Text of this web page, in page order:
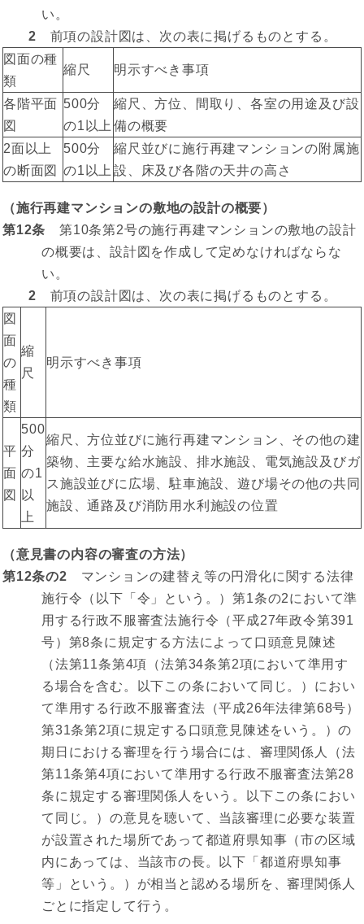
い。
2 前項の設計図は、次の表に掲げるものとする。
図面の種
類
縮尺 明示すべき事項
各階平面
図
500分
の1以上
縮尺、方位、間取り、各室の用途及び設
備の概要
2面以上
の断面図
500分
の1以上
縮尺並びに施行再建マンションの附属施
設、床及び各階の天井の高さ
（施行再建マンションの敷地の設計の概要）
第12条 第10条第2号の施行再建マンションの敷地の設計
の概要は、設計図を作成して定めなければならな
い。
2 前項の設計図は、次の表に掲げるものとする。
図
面
の
種
類
縮
尺
明示すべき事項
平
面
図
500
分
の1
以
上
縮尺、方位並びに施行再建マンション、その他の建
築物、主要な給水施設、排水施設、電気施設及びガ
ス施設並びに広場、駐車施設、遊び場その他の共同
施設、通路及び消防用水利施設の位置
（意見書の内容の審査の方法）
第12条の2 マンションの建替え等の円滑化に関する法律
施行令（以下「令」という。）第1条の2において準
用する行政不服審査法施行令（平成27年政令第391
号）第8条に規定する方法によって口頭意見陳述
（法第11条第4項（法第34条第2項において準用す
る場合を含む。以下この条において同じ。）におい
て準用する行政不服審査法（平成26年法律第68号）
第31条第2項に規定する口頭意見陳述をいう。）の
期日における審理を行う場合には、審理関係人（法
第11条第4項において準用する行政不服審査法第28
条に規定する審理関係人をいう。以下この条におい
て同じ。）の意見を聴いて、当該審理に必要な装置
が設置された場所であって都道府県知事（市の区域
内にあっては、当該市の長。以下「都道府県知事
等」という。）が相当と認める場所を、審理関係人
ごとに指定して行う。